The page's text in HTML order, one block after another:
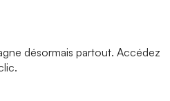
désormais partout. Accédez